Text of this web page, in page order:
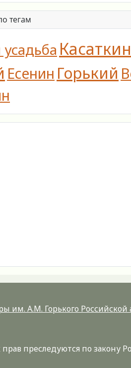
тегам
Есенин Горький
им. А.М. Горького
преследуются по закону